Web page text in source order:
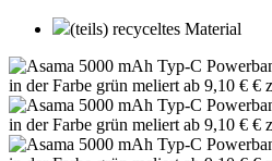
(teils) recyceltes Material